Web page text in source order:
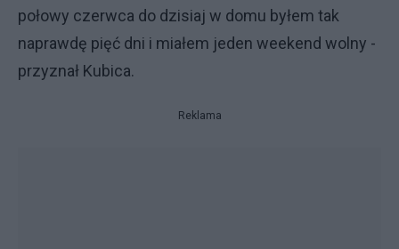
połowy czerwca do dzisiaj w domu byłem tak
naprawdę pięć dni i miałem jeden weekend wolny -
przyznał Kubica.
Reklama